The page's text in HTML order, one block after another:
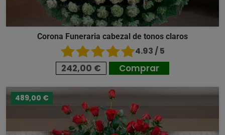
Corona Funeraria cabezal de tonos claros
4.93 / 5
242,00 € Comprar
489,00 €